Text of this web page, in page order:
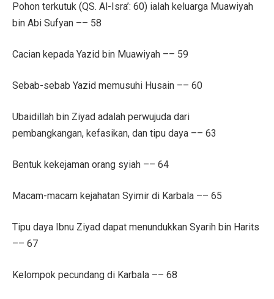
Pohon terkutuk (QS. Al-Isra’: 60) ialah keluarga Muawiyah
bin Abi Sufyan –– 58
Cacian kepada Yazid bin Muawiyah –– 59
Sebab-sebab Yazid memusuhi Husain –– 60
Ubaidillah bin Ziyad adalah perwujuda dari
pembangkangan, kefasikan, dan tipu daya –– 63
Bentuk kekejaman orang syiah –– 64
Macam-macam kejahatan Syimir di Karbala –– 65
Tipu daya Ibnu Ziyad dapat menundukkan Syarih bin Harits
–– 67
Kelompok pecundang di Karbala –– 68